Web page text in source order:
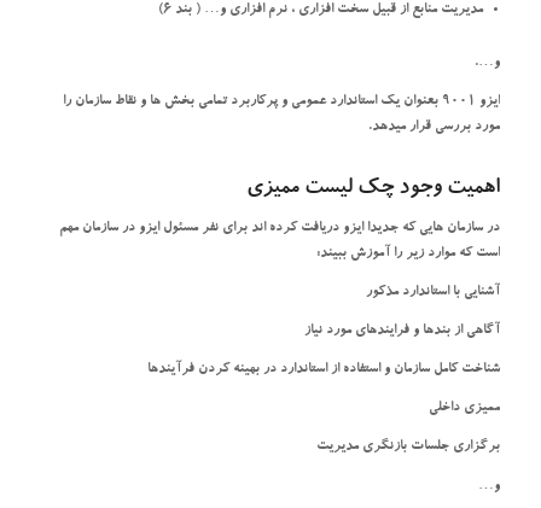
مدیریت منابع از قبیل سخت افزاری ، نرم افزاری و… ( بند 6)
و….
ایزو 9001 بعنوان یک استاندارد عمومی و پرکاربرد تمامی بخش ها و نقاط سازمان را
مورد بررسی قرار میدهد.
اهمیت وجود چک لیست ممیزی
در سازمان هایی که جدیدا ایزو دریافت کرده اند برای نفر مسئول ایزو در سازمان مهم
است که موارد زیر را آموزش ببیند:
آشنایی با استاندارد مذکور
آگاهی از بندها و فرایندهای مورد نیاز
شناخت کامل سازمان و استفاده از استاندارد در بهینه کردن فرآیندها
ممیزی داخلی
برگزاری جلسات بازنگری مدیریت
و…